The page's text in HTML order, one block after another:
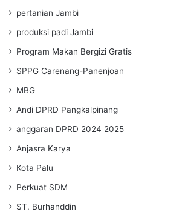
pertanian Jambi
produksi padi Jambi
Program Makan Bergizi Gratis
SPPG Carenang-Panenjoan
MBG
Andi DPRD Pangkalpinang
anggaran DPRD 2024 2025
Anjasra Karya
Kota Palu
Perkuat SDM
ST. Burhanddin